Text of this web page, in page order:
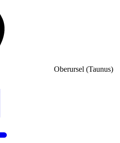
Oberursel (Taunus)